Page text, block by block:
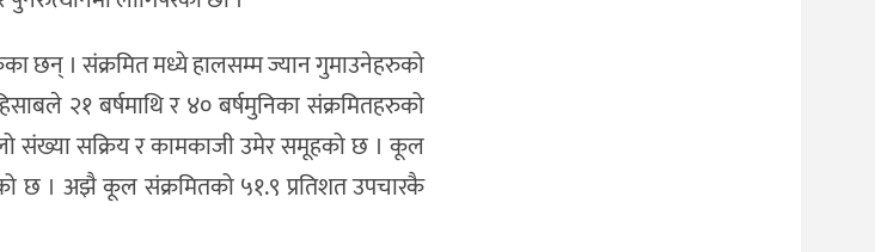
छन् । संक्रमित मध्ये हालसम्म ज्यान गुमाउनेहरुको
२१ बर्षमाथि र ४० बर्षमुनिका संक्रमितहरुको
संख्या सक्रिय र कामकाजी उमेर समूहको छ । कूल
छ । अझै कूल संक्रमितको ५१.९ प्रतिशत उपचारकै